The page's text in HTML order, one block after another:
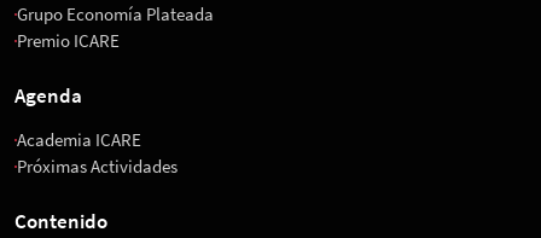
Grupo Economía Plateada
Premio ICARE
Agenda
Academia ICARE
Próximas Actividades
Contenido